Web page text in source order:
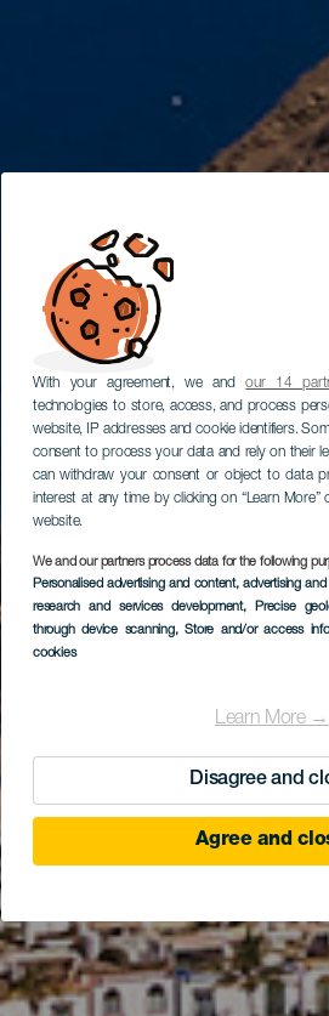
With your agreement, we andour 14
technologies to store, access, and process
website, IP addresses and cookie identifiers.
consent to process your data and rely on their
can withdraw your consent or object to data
interest at any time by clicking on “Learn
website.
We and our partners process data for the following
Personalised advertising and content, advertising
research and services development, Precise
through device scanning, Store and/or access
cookies
Learn More →
Disagree and
Agree and
Порт